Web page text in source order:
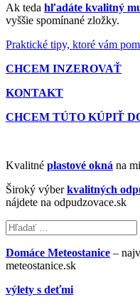
Ak teda hľadáte kvalitný
vyššie spomínané zložky.
Praktické tipy, ktoré vám
CHCEM INZEROVAŤ
KONTAKT
CHCEM TÚTO KÚPIŤ
Kvalitné plastové okná na
Široký výberkvalitných
nájdete na odpudzovace.sk
Hľadať:
Domáce Meteostanice –
meteostanice.sk
výlety s deťmi